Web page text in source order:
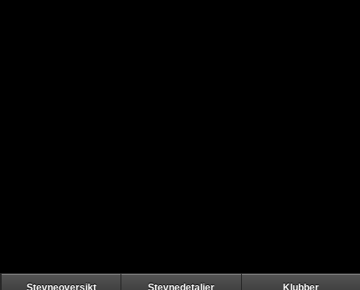
Stevneoversikt Stevnedetaljer Klubber